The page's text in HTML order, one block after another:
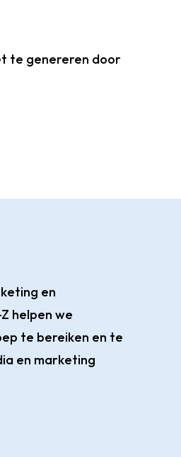
te genereren door
en
helpen we
te bereiken en te
en marketing